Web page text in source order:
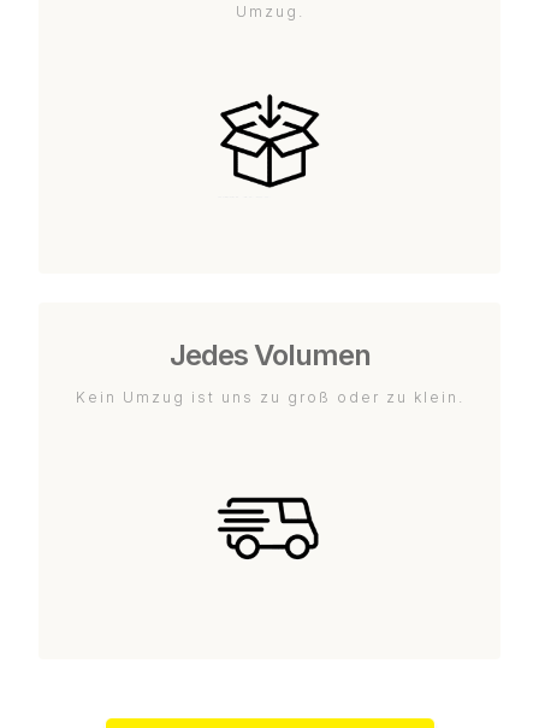
Umzug.
Jedes Volumen
Kein Umzug ist uns zu groß oder zu klein.